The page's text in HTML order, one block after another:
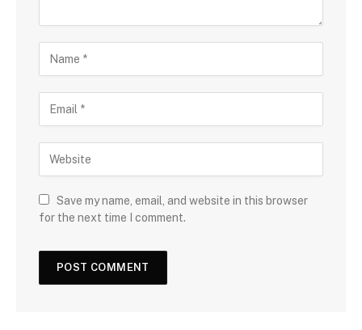
Save my name, email, and website in this browser
for the next time I comment.